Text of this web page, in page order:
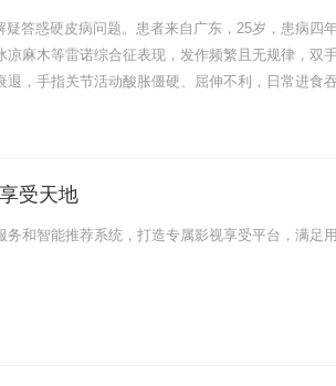
答惑硬皮病问题。患者来自广东，25岁，患病四
麻木等雷诺综合征表现，发作频繁且无规律，双
，手指关节活动酸胀僵硬、屈伸不利，日常进食
受天地
和智能推荐系统，打造专属影视享受平台，满足